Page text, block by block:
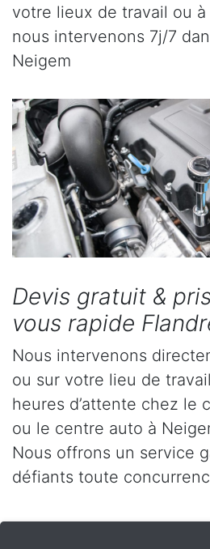
votre lieux de travail ou
nous intervenons 7j/7
Neigem
Devis gratuit &
vous rapide
Nous intervenons
ou sur votre lieu de
heures d’attente chez le
ou le centre auto à
Nous offrons un service
défiants toute